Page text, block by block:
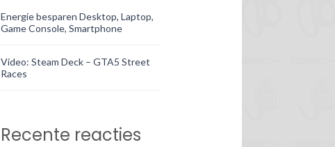
Energie besparen Desktop, Laptop,
Game Console, Smartphone
Video: Steam Deck – GTA5 Street
Races
Recente reacties